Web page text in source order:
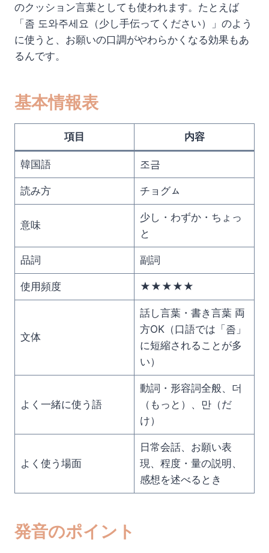
のクッション言葉としても使われます。たとえば
「좀 도와주세요（少し手伝ってください）」のよう
に使うと、お願いの口調がやわらかくなる効果もあ
るんです。
基本情報表
項目 内容
韓国語 조금
読み方 チョグㇺ
意味
少し・わずか・ちょっ
と
品詞 副詞
使用頻度 ★★★★★
文体
話し言葉・書き言葉 両
方OK（口語では「좀」
に短縮されることが多
い）
よく一緒に使う語
動詞・形容詞全般、더
（もっと）、만（だ
け）
よく使う場面
日常会話、お願い表
現、程度・量の説明、
感想を述べるとき
発音のポイント